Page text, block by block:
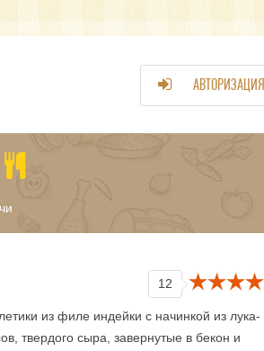
АВТОРИЗАЦИЯ
12
из филе индейки с начинкой из лука-
твердого сыра, завернутые в бекон и